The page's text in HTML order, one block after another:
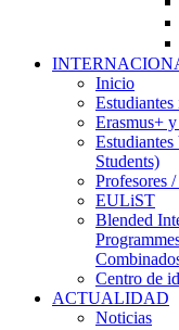
Inicio
Estudiantes
Erasmus+
Students)
Profesores
EULiST
Blended
Centro de
ACTUALIDAD
Noticias